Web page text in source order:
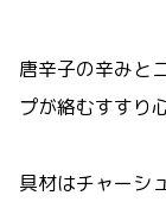
唐辛子の辛みと
プが絡むすすり
具材はチャーシ